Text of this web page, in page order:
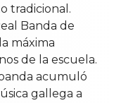
tradicional.
Banda de
máxima
de la escuela.
acumuló
gallega a